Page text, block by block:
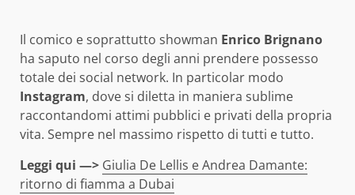
Il comico e soprattutto showman Enrico Brignano
ha saputo nel corso degli anni prendere possesso
totale dei social network. In particolar modo
Instagram, dove si diletta in maniera sublime
raccontandomi attimi pubblici e privati della propria
vita. Sempre nel massimo rispetto di tutti e tutto.
Leggi qui —> Giulia De Lellis e Andrea Damante:
ritorno di fiamma a Dubai